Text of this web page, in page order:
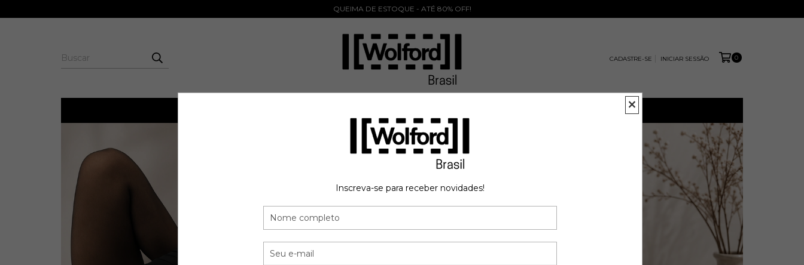
QUEIMA DE ESTOQUE - ATÉ 80% OFF!
CADASTRE-SE INICIAR SESSÃO 0
Inscreva-se para receber novidades!